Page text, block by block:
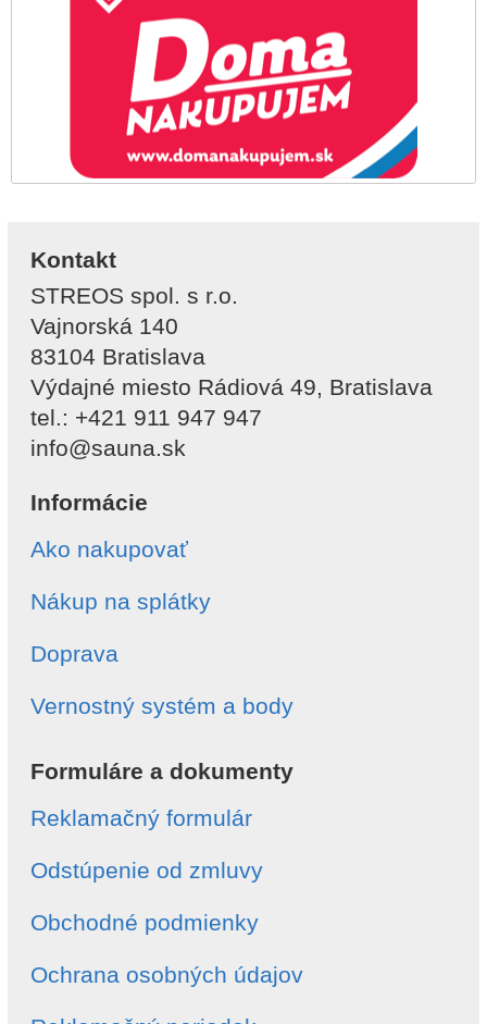
Kontakt
STREOS spol. s r.o.
Vajnorská 140
83104 Bratislava
Výdajné miesto Rádiová 49, Bratislava
tel.: +421 911 947 947
info@sauna.sk
Informácie
Ako nakupovať
Nákup na splátky
Doprava
Vernostný systém a body
Formuláre a dokumenty
Reklamačný formulár
Odstúpenie od zmluvy
Obchodné podmienky
Ochrana osobných údajov